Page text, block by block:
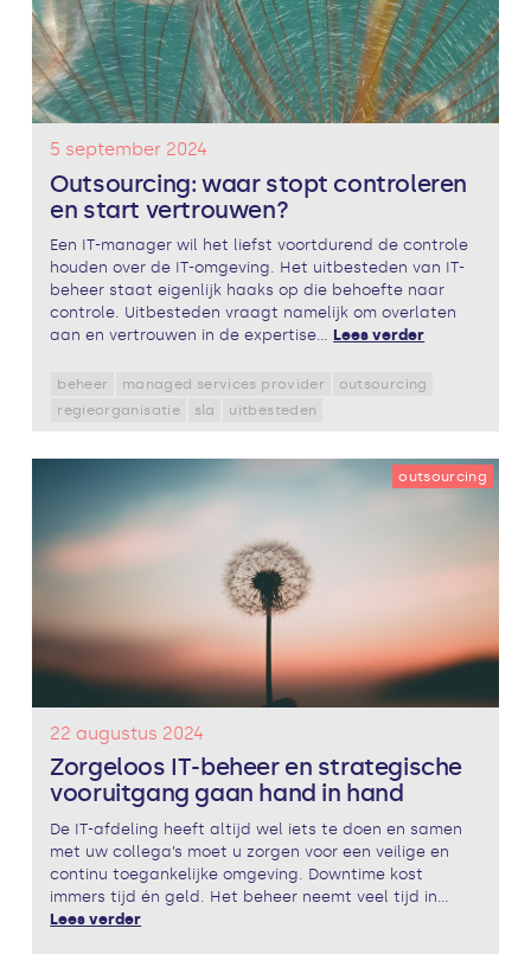
5 september 2024
Outsourcing: waar stopt controleren
en start vertrouwen?
Een IT-manager wil het liefst voortdurend de controle
houden over de IT-omgeving. Het uitbesteden van IT-
beheer staat eigenlijk haaks op die behoefte naar
controle. Uitbesteden vraagt namelijk om overlaten
aan en vertrouwen in de expertise... Lees verder
beheer managed services provider
outsourcing
regieorganisatie
sla uitbesteden
outsourcing
22 augustus 2024
Zorgeloos IT-beheer en strategische
vooruitgang gaan hand in hand
De IT-afdeling heeft altijd wel iets te doen en samen
met uw collega’s moet u zorgen voor een veilige en
continu toegankelijke omgeving. Downtime kost
immers tijd én geld. Het beheer neemt veel tijd in...
Lees verder